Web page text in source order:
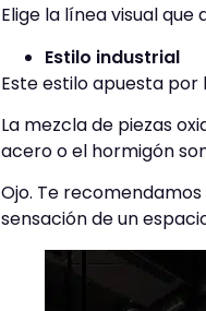
Elige la línea visual
Estilo industrial
Este estilo apuesta por
La mezcla de piezas
acero o el hormigón
Ojo. Te
sensación de un